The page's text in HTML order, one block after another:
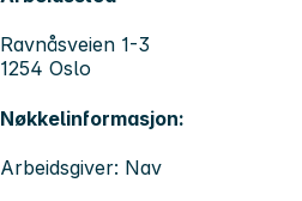
Ravnåsveien 1-3
1254 Oslo
Nøkkelinformasjon:
Arbeidsgiver: Nav